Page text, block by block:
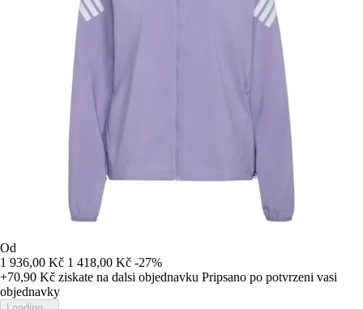
Od
1 936,00 Kč 1 418,00 Kč -27%
+70,90 Kč ziskate na dalsi objednavku Pripsano po potvrzeni vasi
objednavky